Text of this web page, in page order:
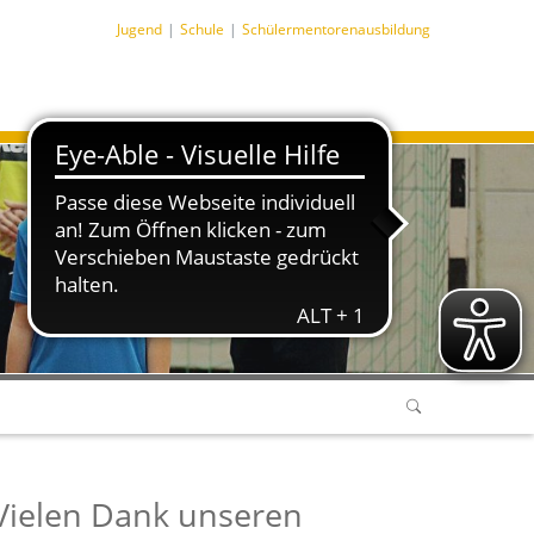
Jugend Schule Schülermentorenausbildung
Dank unseren